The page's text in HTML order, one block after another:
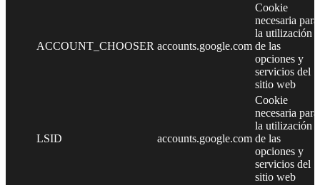
ACCOUNT_CHOOSER accounts.google.com
Cookie
necesaria para
la utilización
de las
opciones y
servicios del
sitio web
LSID accounts.google.com
Cookie
necesaria para
la utilización
de las
opciones y
servicios del
sitio web